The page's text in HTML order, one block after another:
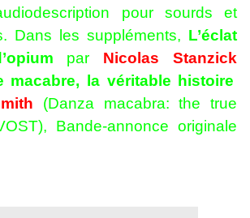
pour sourds et
Dans les suppléments, L’éclat
par Nicolas Stanzick
macabre, la véritable histoire
(Danza macabra: the true
Bande-annonce originale